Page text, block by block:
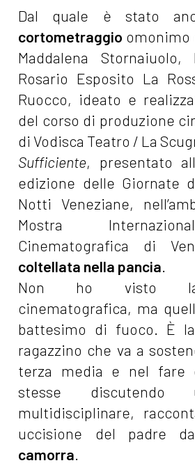
Dal quale è stato
cortometraggio omonimo
Maddalena
Rosario Esposito La
Ruocco, ideato e
del corso di produzione
di Vodisca Teatro / La
Sufficiente, presentato
edizione delle Giornate
Notti Veneziane,
Mostra
Cinematografica di
coltellata nella pancia.
Non ho visto la
cinematografica, ma
battesimo di fuoco. È
ragazzino che va a
terza media e nel fare
stesse discutendo
multidisciplinare,
uccisione del padre
camorra.